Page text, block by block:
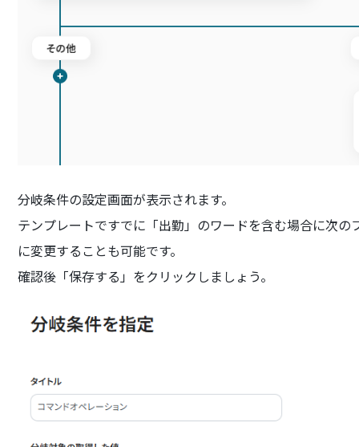
分岐条件の設定画面が表示されます。
テンプレートですでに「出勤」のワードを含む場合に次
に変更することも可能です。
確認後「保存する」をクリックしましょう。